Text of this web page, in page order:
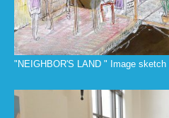
"NEIGHBOR'S LAND " Image